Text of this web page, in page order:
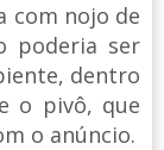
com nojo de
poderia ser
dentro
o pivô, que
o anúncio.